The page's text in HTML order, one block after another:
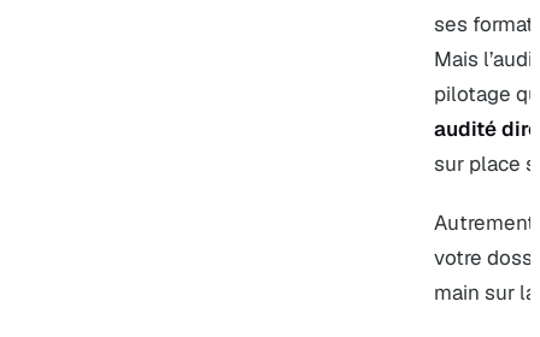
ses
Mais
pilotage
audité
sur place
Autrement
votre
main sur